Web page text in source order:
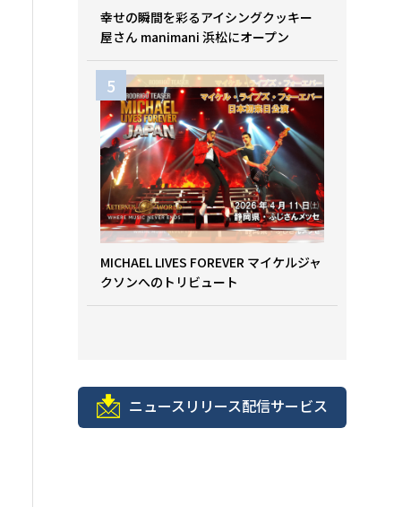
幸せの瞬間を彩るアイシングクッキー
屋さん manimani 浜松にオープン
MICHAEL LIVES FOREVER マイケルジャ
クソンへのトリビュート
ニュースリリース配信サービス